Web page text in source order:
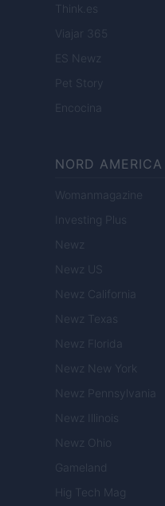
Think.es
Viajar 365
ES Newz
Pet Story
Encocina
NORD AMERICA
Womanmagazine
Investing Plus
Newz
Newz US
Newz California
Newz Texas
Newz Florida
Newz New York
Newz Pennsylvania
Newz Illinois
Newz Ohio
Gameland
Hig Tech Mag